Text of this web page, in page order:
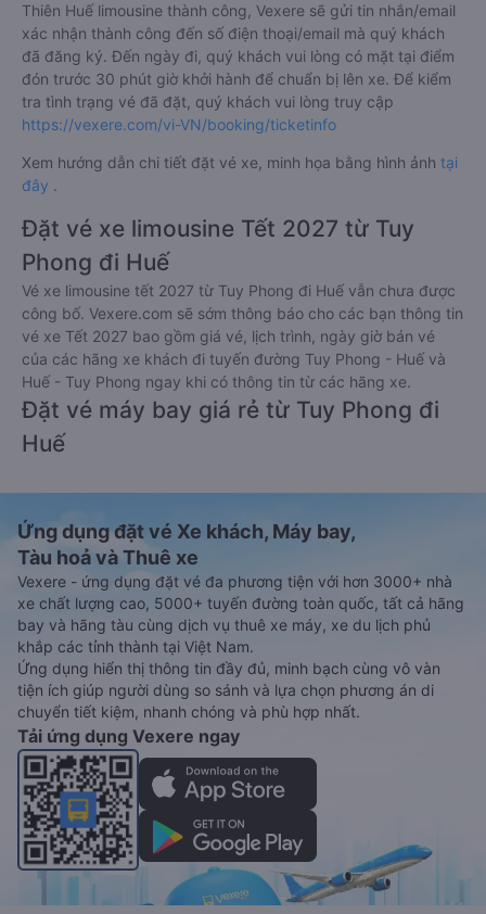
Thiên Huế limousine thành công, Vexere sẽ gửi tin nhắn/email
xác nhận thành công đến số điện thoại/email mà quý khách
đã đăng ký. Đến ngày đi, quý khách vui lòng có mặt tại điểm
đón trước 30 phút giờ khởi hành để chuẩn bị lên xe. Để kiểm
tra tình trạng vé đã đặt, quý khách vui lòng truy cập
https://vexere.com/vi-VN/booking/ticketinfo
Xem hướng dẫn chi tiết đặt vé xe, minh họa bằng hình ảnh tại
đây .
Đặt vé xe limousine Tết 2027 từ Tuy
Phong đi Huế
Vé xe limousine tết 2027 từ Tuy Phong đi Huế vẫn chưa được
công bố. Vexere.com sẽ sớm thông báo cho các bạn thông tin
vé xe Tết 2027 bao gồm giá vé, lịch trình, ngày giờ bán vé
của các hãng xe khách đi tuyến đường Tuy Phong - Huế và
Huế - Tuy Phong ngay khi có thông tin từ các hãng xe.
Đặt vé máy bay giá rẻ từ Tuy Phong đi
Huế
Ứng dụng đặt vé Xe khách, Máy bay,
Tàu hoả và Thuê xe
Vexere - ứng dụng đặt vé đa phương tiện với hơn 3000+ nhà
xe chất lượng cao, 5000+ tuyến đường toàn quốc, tất cả hãng
bay và hãng tàu cùng dịch vụ thuê xe máy, xe du lịch phủ
khắp các tỉnh thành tại Việt Nam.
Ứng dụng hiển thị thông tin đầy đủ, minh bạch cùng vô vàn
tiện ích giúp người dùng so sánh và lựa chọn phương án di
chuyển tiết kiệm, nhanh chóng và phù hợp nhất.
Tải ứng dụng Vexere ngay